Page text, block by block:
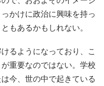
かけに政治に興味を持っ
もあるかもしれない。
るようになっており、こ
重要なのではない。学校
今、世の中で起きている